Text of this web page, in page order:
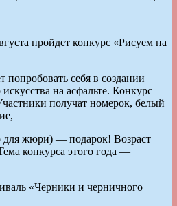
пройдет конкурс «Рисуем на
себя в создании
на асфальте. Конкурс
получат номерок, белый
для жюри) — подарок! Возраст
конкурса этого года —
«Черники и черничного